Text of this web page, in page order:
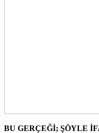
BU GERÇEĞİ; ŞÖYLE